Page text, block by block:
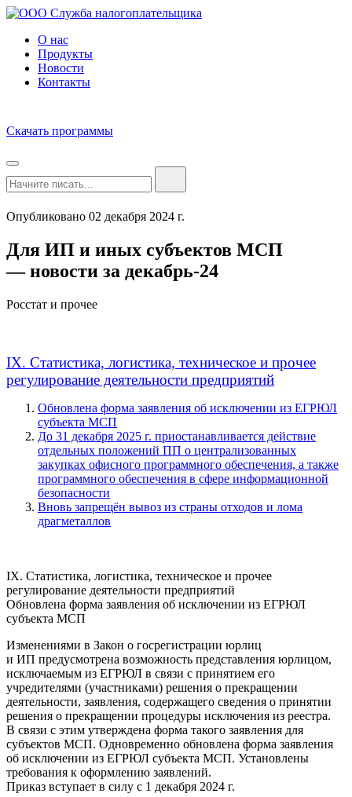
О нас
Продукты
Новости
Контакты
Скачать программы
Опубликовано 02 декабря 2024 г.
Для ИП и иных субъектов МСП
— новости за декабрь-24
Росстат и прочее
IX. Статистика, логистика, техническое и прочее
регулирование деятельности предприятий
Обновлена форма заявления об исключении из ЕГРЮЛ
субъекта МСП
До 31 декабря 2025 г. приостанавливается действие
отдельных положений ПП о централизованных
закупках офисного программного обеспечения, а также
программного обеспечения в сфере информационной
безопасности
Вновь запрещён вывоз из страны отходов и лома
драгметаллов
IX. Статистика, логистика, техническое и прочее
регулирование деятельности предприятий
Обновлена форма заявления об исключении из ЕГРЮЛ
субъекта МСП
Изменениями в Закон о госрегистрации юрлиц
и ИП предусмотрена возможность представления юрлицом,
исключаемым из ЕГРЮЛ в связи с принятием его
учредителями (участниками) решения о прекращении
деятельности, заявления, содержащего сведения о принятии
решения о прекращении процедуры исключения из реестра.
В связи с этим утверждена форма такого заявления для
субъектов МСП. Одновременно обновлена форма заявления
об исключении из ЕГРЮЛ субъекта МСП. Установлены
требования к оформлению заявлений.
Приказ вступает в силу с 1 декабря 2024 г.